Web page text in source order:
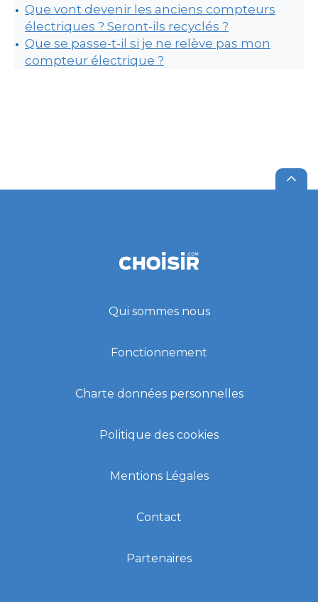
Que vont devenir les anciens compteurs
électriques ? Seront-ils recyclés ?
Que se passe-t-il si je ne relève pas mon
compteur électrique ?
Qui sommes nous
Fonctionnement
Charte données personnelles
Politique des cookies
Mentions Légales
Contact
Partenaires